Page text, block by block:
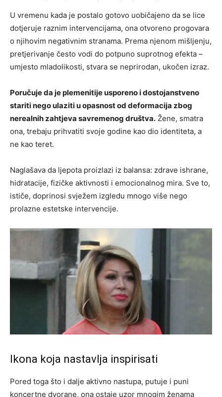
U vremenu kada je postalo gotovo uobičajeno da se lice
dotjeruje raznim intervencijama, ona otvoreno progovara
o njihovim negativnim stranama. Prema njenom mišljenju,
pretjerivanje često vodi do potpuno suprotnog efekta –
umjesto mladolikosti, stvara se neprirodan, ukočen izraz.
Poručuje da je plemenitije usporeno i dostojanstveno
stariti nego ulaziti u opasnost od deformacija zbog
nerealnih zahtjeva savremenog društva. Žene, smatra
ona, trebaju prihvatiti svoje godine kao dio identiteta, a
ne kao teret.
Naglašava da ljepota proizlazi iz balansa: zdrave ishrane,
hidratacije, fizičke aktivnosti i emocionalnog mira. Sve to,
ističe, doprinosi svježem izgledu mnogo više nego
prolazne estetske intervencije.
Ikona koja nastavlja inspirisati
Pored toga što i dalje aktivno nastupa, putuje i puni
koncertne dvorane, ona ostaje uzor mnogim ženama